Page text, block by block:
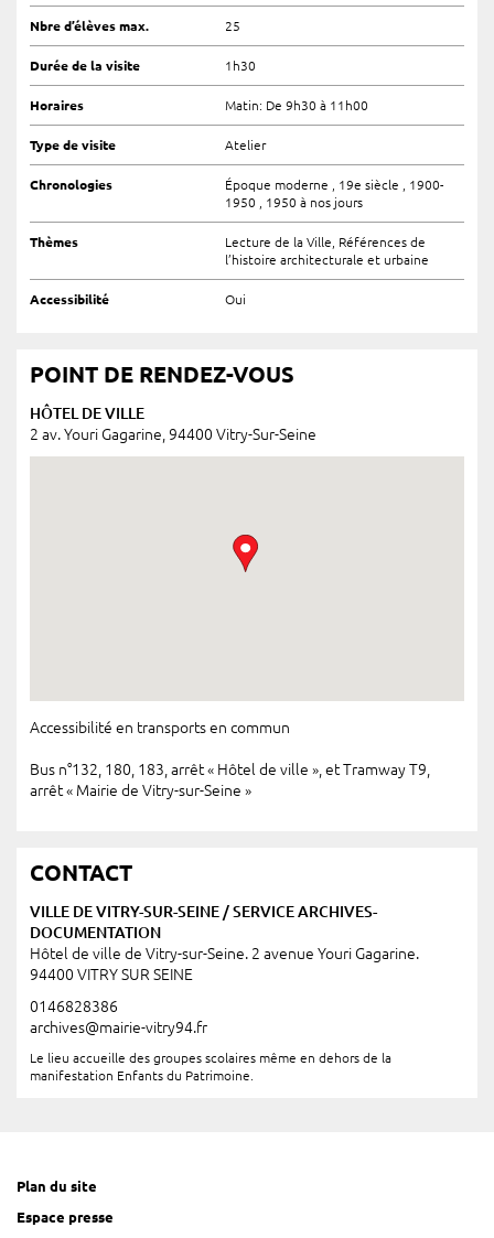
Nbre d’élèves max. 25
Durée de la visite 1h30
Horaires Matin: De 9h30 à 11h00
Type de visite Atelier
Chronologies
Époque moderne , 19e siècle , 1900-
1950 , 1950 à nos jours
Thèmes
Lecture de la Ville, Références de
l’histoire architecturale et urbaine
Accessibilité Oui
POINT DE RENDEZ-VOUS
HÔTEL DE VILLE
2 av. Youri Gagarine, 94400 Vitry-Sur-Seine
Accessibilité en transports en commun
Bus n°132, 180, 183, arrêt « Hôtel de ville », et Tramway T9,
arrêt « Mairie de Vitry-sur-Seine »
CONTACT
VILLE DE VITRY-SUR-SEINE / SERVICE ARCHIVES-
DOCUMENTATION
Hôtel de ville de Vitry-sur-Seine. 2 avenue Youri Gagarine.
94400 VITRY SUR SEINE
0146828386
archives@mairie-vitry94.fr
Le lieu accueille des groupes scolaires même en dehors de la
manifestation Enfants du Patrimoine.
Plan du site
Espace presse